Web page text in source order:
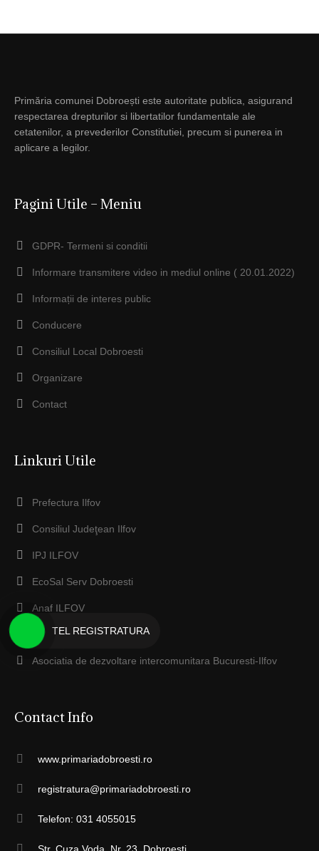
Primăria comunei Dobroești este autoritate publica, asigurand
respectarea drepturilor si libertatilor fundamentale ale
cetatenilor, a prevederilor Constitutiei, precum si punerea in
aplicare a legilor.
Pagini Utile – Meniu
GDPR- Termeni si conditii
Informare transmitere video in mediul online ( 20.01.2022)
Informații de interes public
Conducere
Consiliul Local Dobroesti
Organizare
Contact
Linkuri Utile
Prefectura Ilfov
Consiliul Judeţean Ilfov
IPJ ILFOV
EcoSal Serv Dobroesti
Anaf ILFOV
Protecţia Mediului Ilfov
Asociatia de dezvoltare intercomunitara Bucuresti-Ilfov
Contact Info
www.primariadobroesti.ro
registratura@primariadobroesti.ro
Telefon: 031 4055015
TEL REGISTRATURA